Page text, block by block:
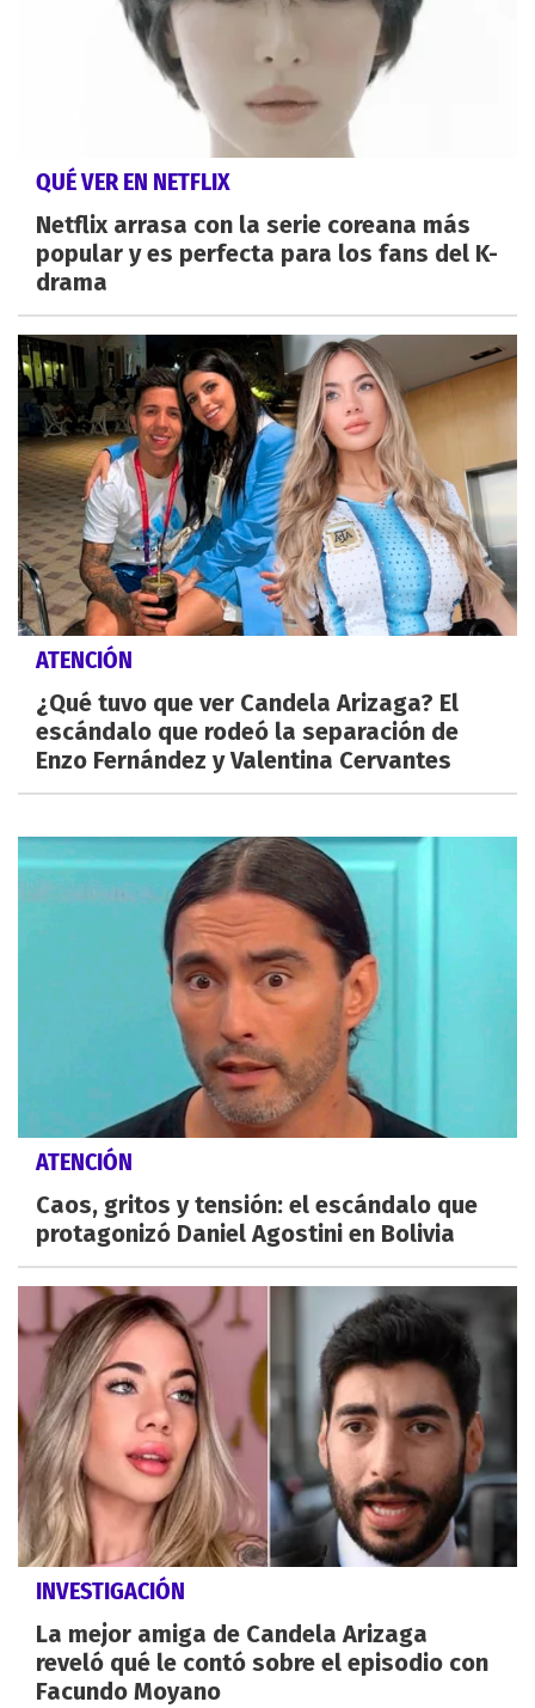
QUÉ VER EN NETFLIX
Netflix arrasa con la serie coreana más
popular y es perfecta para los fans del K-
drama
ATENCIÓN
¿Qué tuvo que ver Candela Arizaga? El
escándalo que rodeó la separación de
Enzo Fernández y Valentina Cervantes
ATENCIÓN
Caos, gritos y tensión: el escándalo que
protagonizó Daniel Agostini en Bolivia
INVESTIGACIÓN
La mejor amiga de Candela Arizaga
reveló qué le contó sobre el episodio con
Facundo Moyano